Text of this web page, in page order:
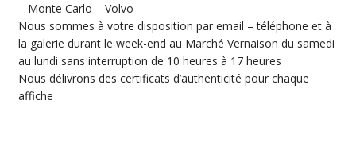
– Monte Carlo – Volvo
Nous sommes à votre disposition par email – téléphone et à
la galerie durant le week-end au Marché Vernaison du samedi
au lundi sans interruption de 10 heures à 17 heures
Nous délivrons des certificats d’authenticité pour chaque
affiche